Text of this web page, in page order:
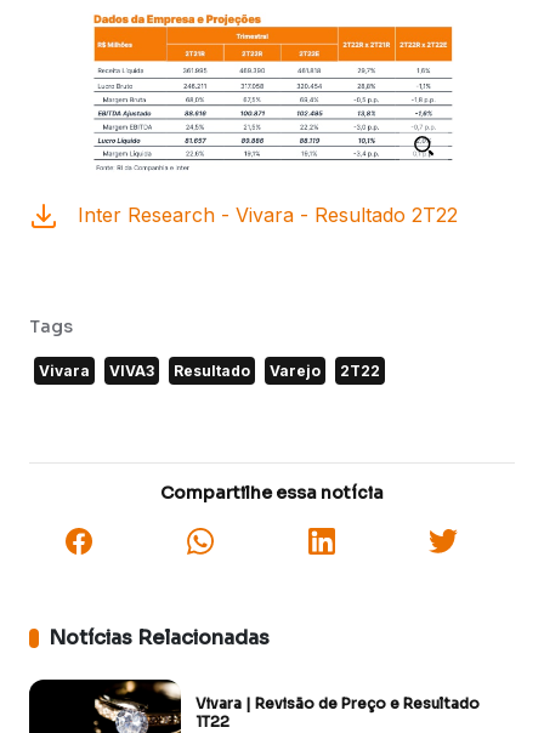
Inter Research - Vivara - Resultado 2T22
Tags
Vivara VIVA3 Resultado Varejo 2T22
Compartilhe essa notícia
Notícias Relacionadas
Vivara | Revisão de Preço e Resultado
1T22